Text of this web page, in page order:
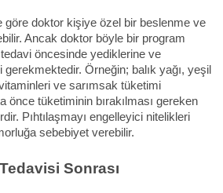
göre doktor kişiye özel bir beslenme ve
Ancak doktor böyle bir program
öncesinde yediklerine ve
Örneğin; balık yağı, yeşil
ve sarımsak tüketimi
önce tüketiminin bırakılması gereken
Pıhtılaşmayı engelleyici nitelikleri
sebebiyet verebilir.
Sonrası